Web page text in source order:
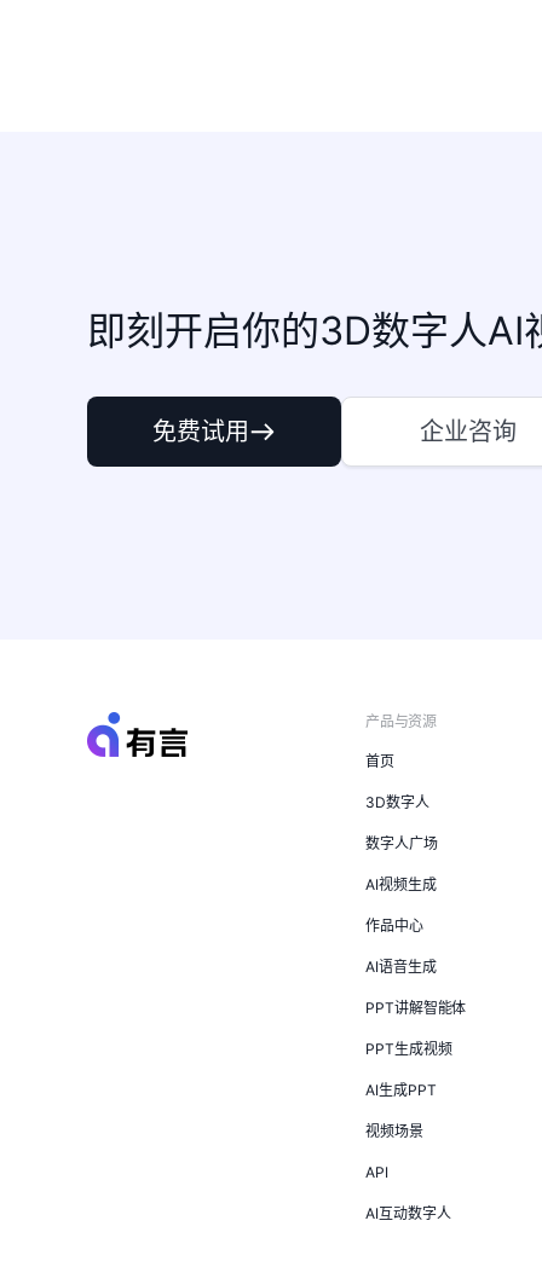
即刻开启你的3D数字人AI
免费试用 企业咨询
产品与资源
首页
3D数字人
数字人广场
AI视频生成
作品中心
AI语音生成
PPT讲解智能体
PPT生成视频
AI生成PPT
视频场景
API
AI互动数字人